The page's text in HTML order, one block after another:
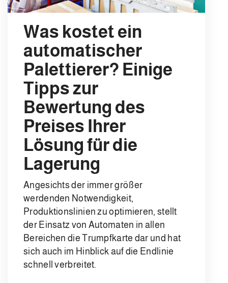
Was kostet ein
automatischer
Palettierer? Einige
Tipps zur
Bewertung des
Preises Ihrer
Lösung für die
Lagerung
Angesichts der immer größer
werdenden Notwendigkeit,
Produktionslinien zu optimieren, stellt
der Einsatz von Automaten in allen
Bereichen die Trumpfkarte dar und hat
sich auch im Hinblick auf die Endlinie
schnell verbreitet.